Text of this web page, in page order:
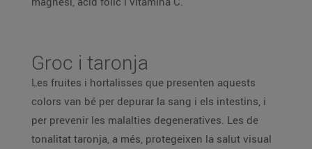
Groc i taronja
Les fruites i hortalisses que presenten aquests
colors van bé per depurar la sang i els intestins, i
per prevenir les malalties degeneratives. Les de
tonalitat taronja, a més, protegeixen la salut visual